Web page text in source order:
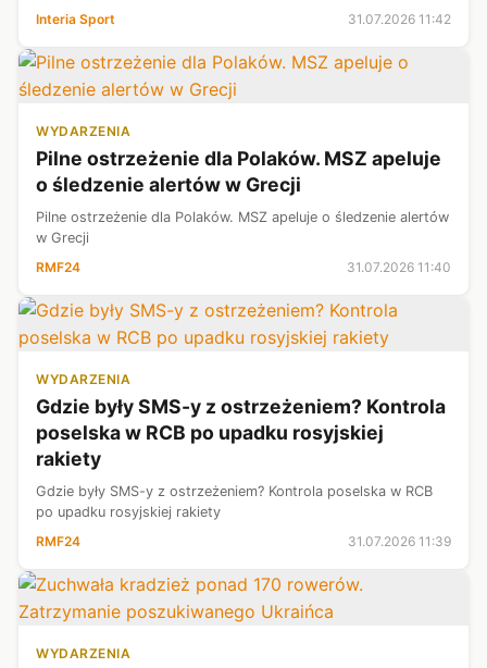
wywalczonego przed rokiem. Efektowne bloki, skuteczne ataki
Interia Sport 31.07.2026 11:42
WYDARZENIA
Pilne ostrzeżenie dla Polaków. MSZ apeluje
o śledzenie alertów w Grecji
Pilne ostrzeżenie dla Polaków. MSZ apeluje o śledzenie alertów
w Grecji
RMF24
31.07.2026 11:40
WYDARZENIA
Gdzie były SMS-y z ostrzeżeniem? Kontrola
poselska w RCB po upadku rosyjskiej
rakiety
Gdzie były SMS-y z ostrzeżeniem? Kontrola poselska w RCB
po upadku rosyjskiej rakiety
RMF24
31.07.2026 11:39
WYDARZENIA